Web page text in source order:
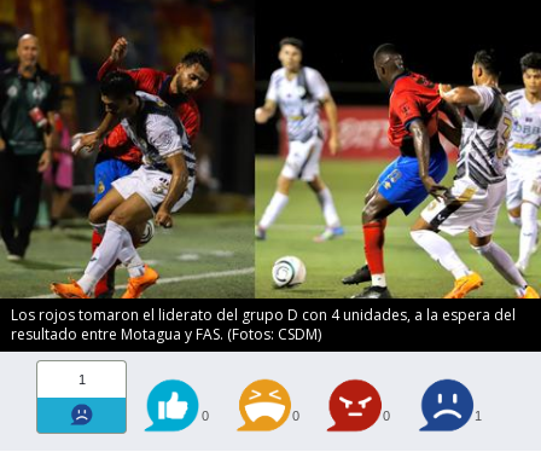
Los rojos tomaron el liderato del grupo D con 4 unidades, a la espera del
resultado entre Motagua y FAS. (Fotos: CSDM)
1
0 0 0 1